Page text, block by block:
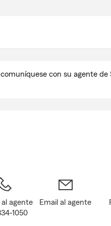
con su agente
al agente
1050
Email al agente